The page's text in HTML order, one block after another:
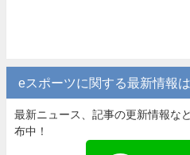
eスポーツに関する最新情報
最新ニュース、記事の更新情報な
布中！